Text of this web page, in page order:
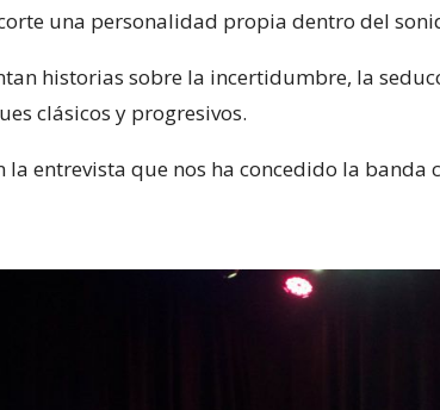
una personalidad propia dentro del
historias sobre la incertidumbre, la
clásicos y progresivos.
la entrevista que nos ha concedido la